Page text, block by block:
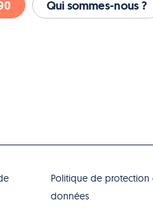
Qui sommes-nous ?
Politique de protection
données